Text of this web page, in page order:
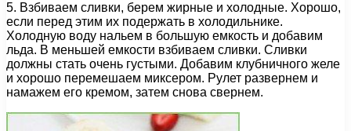
5. Взбиваем сливки, берем жирные и холодные. Хорошо,
если перед этим их подержать в холодильнике.
Холодную воду нальем в большую емкость и добавим
льда. В меньшей емкости взбиваем сливки. Сливки
должны стать очень густыми. Добавим клубничного желе
и хорошо перемешаем миксером. Рулет развернем и
намажем его кремом, затем снова свернем.